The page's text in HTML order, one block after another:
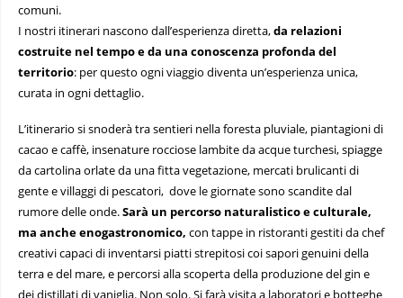
comuni.
I nostri itinerari nascono dall’esperienza diretta,da relazioni
costruite nel tempo e da una conoscenza profonda del
territorio: per questo ogni viaggio diventa un’esperienza unica,
curata in ogni dettaglio.
L’itinerario si snoderà tra sentieri nella foresta pluviale, piantagioni di
cacao e caffè, insenature rocciose lambite da acque turchesi, spiagge
da cartolina orlate da una fitta vegetazione, mercati brulicanti di
gente e villaggi di pescatori, dove le giornate sono scandite dal
rumore delle onde.Sarà un percorso naturalistico e culturale,
ma anche enogastronomico, con tappe in ristoranti gestiti da chef
creativi capaci di inventarsi piatti strepitosi coi sapori genuini della
terra e del mare, e percorsi alla scoperta della produzione del gin e
dei distillati di vaniglia. Non solo. Si farà visita a laboratori e botteghe